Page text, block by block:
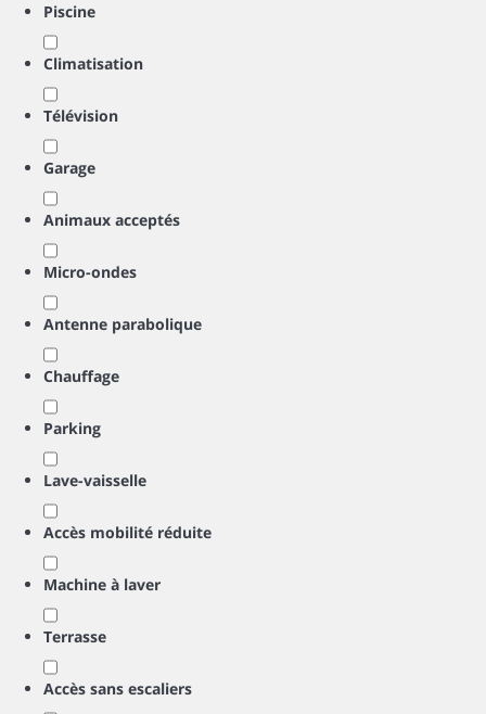
Piscine
Climatisation
Télévision
Garage
Animaux acceptés
Micro-ondes
Antenne parabolique
Chauffage
Parking
Lave-vaisselle
Accès mobilité réduite
Machine à laver
Terrasse
Accès sans escaliers